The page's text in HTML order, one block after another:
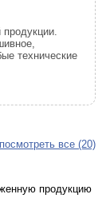
продукции.
технические
посмотреть все (20)
продукцию